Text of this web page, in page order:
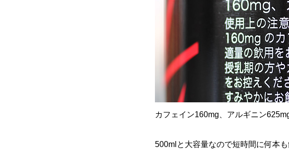
カフェイン160mg、アルギニン
500mlと大容量なので短時間に何本